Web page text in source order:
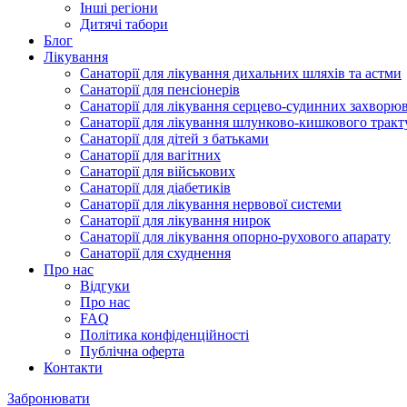
Інші регіони
Дитячі табори
Блог
Лікування
Санаторії для лікування дихальних шляхів та астми
Санаторії для пенсіонерів
Санаторії для лікування серцево-судинних
Санаторії для лікування шлунково-кишкового
Санаторії для дітей з батьками
Санаторії для вагітних
Санаторії для військових
Санаторії для діабетиків
Санаторії для лікування нервової системи
Санаторії для лікування нирок
Санаторії для лікування опорно-рухового апарату
Санаторії для схуднення
Про нас
Відгуки
Про нас
FAQ
Політика конфіденційності
Публічна оферта
Контакти
Забронювати